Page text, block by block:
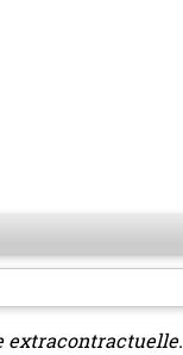
extracontractuelle.